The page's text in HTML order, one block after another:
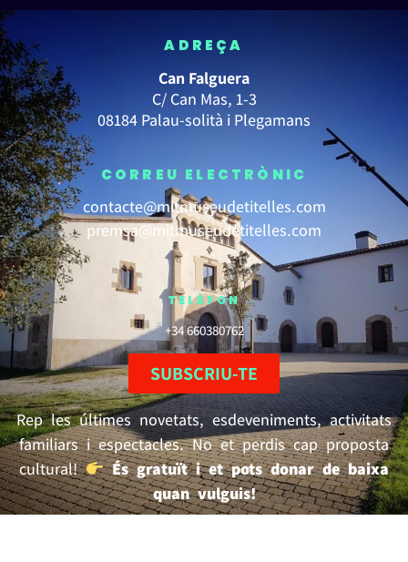
ADREÇA
Can Falguera
C/ Can Mas, 1-3
08184 Palau-solità i Plegamans
CORREU ELECTRÒNIC
contacte@mitmuseudetitelles.com
premsa@mitmuseudetitelles.com
TELÈFON
+34 660380762
SUBSCRIU-TE
Rep les últimes novetats, esdeveniments, activitats
familiars i espectacles. No et perdis cap proposta
cultural!
És gratuït i et pots donar de baixa
quan vulguis!